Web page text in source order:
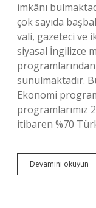
imkânı
çok sayıda
vali, gazeteci ve
siyasal İngilizce
sunulmaktadır.
Ekonomi
programlarımız
itibaren %70
Devamını okuyun